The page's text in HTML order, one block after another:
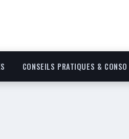
CONSEILS PRATIQUES & CONSO